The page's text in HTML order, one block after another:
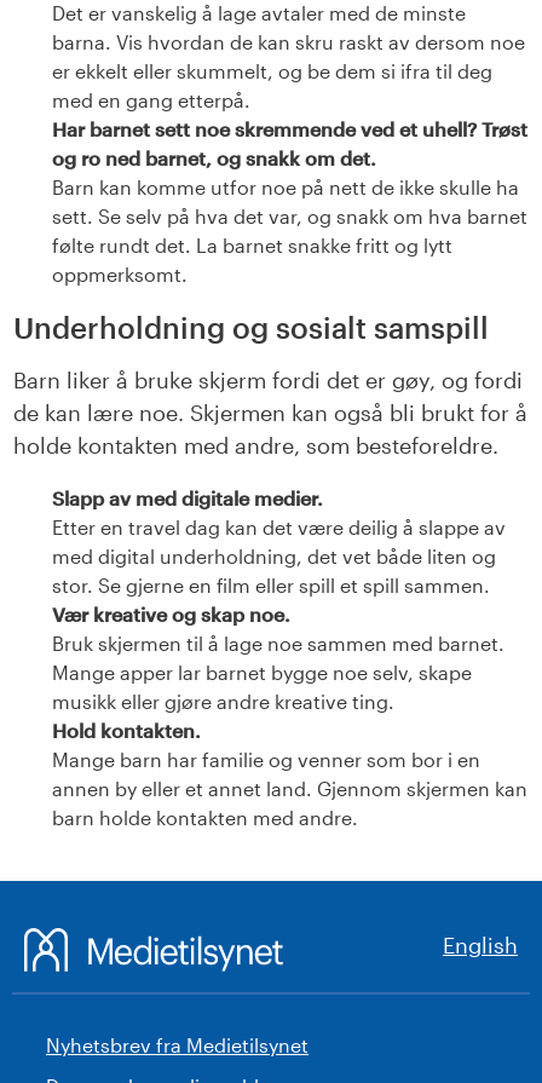
Det er vanskelig å lage avtaler med de minste
barna. Vis hvordan de kan skru raskt av dersom noe
er ekkelt eller skummelt, og be dem si ifra til deg
med en gang etterpå.
Har barnet sett noe skremmende ved et uhell? Trøst
og ro ned barnet, og snakk om det.
Barn kan komme utfor noe på nett de ikke skulle ha
sett. Se selv på hva det var, og snakk om hva barnet
følte rundt det. La barnet snakke fritt og lytt
oppmerksomt.
Underholdning og sosialt samspill
Barn liker å bruke skjerm fordi det er gøy, og fordi
de kan lære noe. Skjermen kan også bli brukt for å
holde kontakten med andre, som besteforeldre.
Slapp av med digitale medier.
Etter en travel dag kan det være deilig å slappe av
med digital underholdning, det vet både liten og
stor. Se gjerne en film eller spill et spill sammen.
Vær kreative og skap noe.
Bruk skjermen til å lage noe sammen med barnet.
Mange apper lar barnet bygge noe selv, skape
musikk eller gjøre andre kreative ting.
Hold kontakten.
Mange barn har familie og venner som bor i en
annen by eller et annet land. Gjennom skjermen kan
barn holde kontakten med andre.
English
Nyhetsbrev fra Medietilsynet